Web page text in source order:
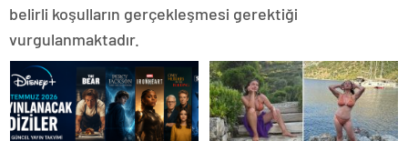
belirli koşulların gerçekleşmesi gerektiği
vurgulanmaktadır.